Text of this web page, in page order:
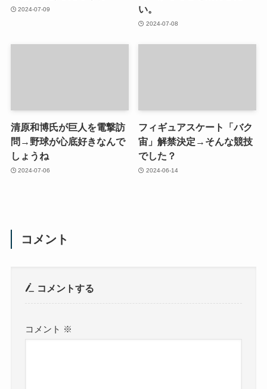
2024-07-09
い。
2024-07-08
清原和博氏が巨人を電撃訪
問→野球が心底好きなんで
しょうね
2024-07-06
フィギュアスケート「バク
宙」解禁決定→そんな競技
でした？
2024-06-14
コメント
コメントする
コメント ※